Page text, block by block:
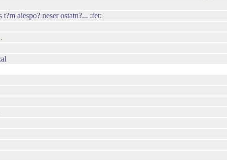
alespo? neser ostatn?... :fet: